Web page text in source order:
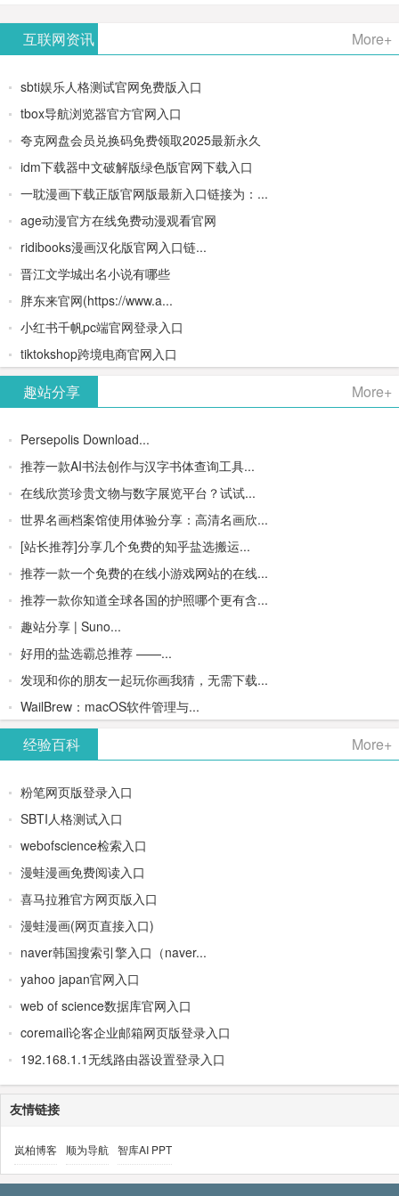
OpenAI最
新AI图像
生成器
境/深度集
成
Doubao-
1.5-pro与
- AI论文写
高质量
PPT
互联网资讯 More+
sbti娱乐人格测试官网免费版入口
tbox导航浏览器官方官网入口
夸克网盘会员兑换码免费领取2025最新永久
idm下载器中文破解版绿色版官网下载入口
一耽漫画下载正版官网版最新入口链接为：...
age动漫官方在线免费动漫观看官网
ridibooks漫画汉化版官网入口链...
晋江文学城出名小说有哪些
胖东来官网(https://www.a...
小红书千帆pc端官网登录入口
tiktokshop跨境电商官网入口
趣站分享 More+
Persepolis Download...
推荐一款AI书法创作与汉字书体查询工具...
在线欣赏珍贵文物与数字展览平台？试试...
世界名画档案馆使用体验分享：高清名画欣...
[站长推荐]分享几个免费的知乎盐选搬运...
推荐一款一个免费的在线小游戏网站的在线...
推荐一款你知道全球各国的护照哪个更有含...
趣站分享 | Suno...
好用的盐选霸总推荐 ——...
发现和你的朋友一起玩你画我猜，无需下载...
WailBrew：macOS软件管理与...
经验百科 More+
粉笔网页版登录入口
SBTI人格测试入口
webofscience检索入口
漫蛙漫画免费阅读入口
喜马拉雅官方网页版入口
漫蛙漫画(网页直接入口)
naver韩国搜索引擎入口（naver...
yahoo japan官网入口
web of science数据库官网入口
coremail论客企业邮箱网页版登录入口
192.168.1.1无线路由器设置登录入口
友情链接
岚柏博客 顺为导航 智库AI PPT